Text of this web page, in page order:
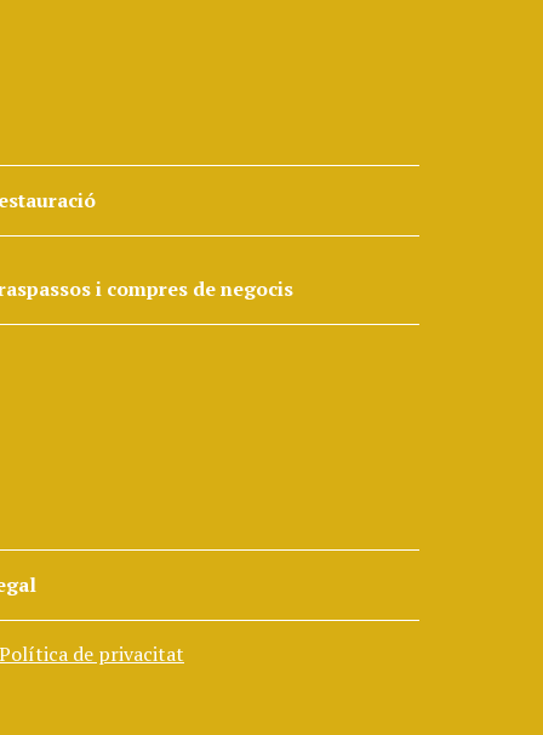
i compres de negocis
Política de privacitat